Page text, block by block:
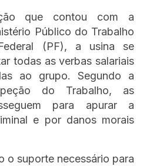
que contou com a
Público do Trabalho
(PF), a usina se
todas as verbas salariais
ao grupo. Segundo a
do Trabalho, as
para apurar a
e por danos morais
o suporte necessário para